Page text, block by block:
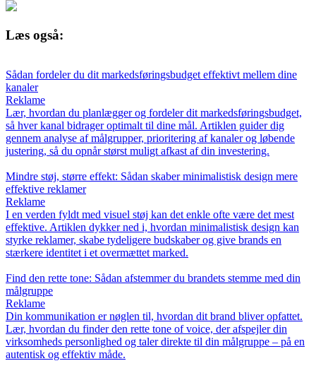
Læs også:
Sådan fordeler du dit markedsføringsbudget effektivt mellem dine
kanaler
Reklame
Lær, hvordan du planlægger og fordeler dit markedsføringsbudget,
så hver kanal bidrager optimalt til dine mål. Artiklen guider dig
gennem analyse af målgrupper, prioritering af kanaler og løbende
justering, så du opnår størst muligt afkast af din investering.
Mindre støj, større effekt: Sådan skaber minimalistisk design mere
effektive reklamer
Reklame
I en verden fyldt med visuel støj kan det enkle ofte være det mest
effektive. Artiklen dykker ned i, hvordan minimalistisk design kan
styrke reklamer, skabe tydeligere budskaber og give brands en
stærkere identitet i et overmættet marked.
Find den rette tone: Sådan afstemmer du brandets stemme med din
målgruppe
Reklame
Din kommunikation er nøglen til, hvordan dit brand bliver opfattet.
Lær, hvordan du finder den rette tone of voice, der afspejler din
virksomheds personlighed og taler direkte til din målgruppe – på en
autentisk og effektiv måde.